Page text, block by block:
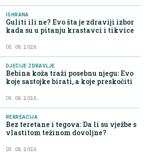
ISHRANA
Guliti ili ne? Evo šta je zdraviji izbor
kada su u pitanju krastavci i tikvice
05. 08. 2026.
DJEČIJE ZDRAVLJE
Bebina koža traži posebnu njegu: Evo
koje sastojke birati, a koje preskočiti
05. 08. 2026.
REKREACIJA
Bez teretane i tegova: Da li su vježbe s
vlastitom težinom dovoljne?
05. 08. 2026.